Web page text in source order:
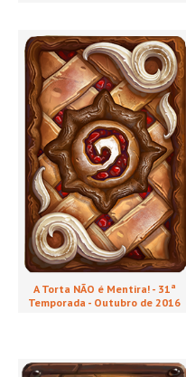
A Torta NÃO é Mentira! - 31ª
Temporada - Outubro de 2016